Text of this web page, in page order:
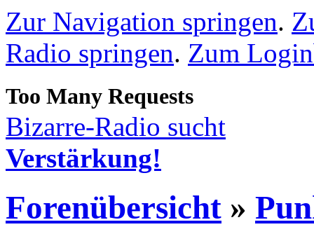
Zur Navigation springen.
Radio springen. Zum
Bizarre-Radio sucht
Verstärkung!
Forenübersicht »